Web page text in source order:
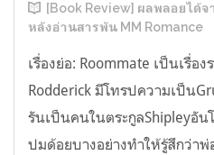
[Book Review] ผลพลอยได้
หลังอ่านสารพัน MM Romance
เรื่องย่อ: Roommate เป็นเรื่อ
Rodderick มีโทรปความเป็น
รันเป็นคนในตระกูลShipleyอัน
ปมด้อยบางอย่างทำให้รู้สึกว่าพ่